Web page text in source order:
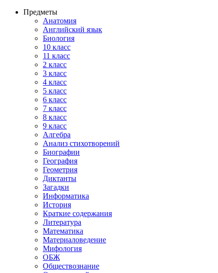
Предметы
Анатомия
Английский язык
Биология
10 класс
11 класс
2 класс
3 класс
4 класс
5 класс
6 класс
7 класс
8 класс
9 класс
Алгебра
Анализ стихотворений
Биографии
География
Геометрия
Диктанты
Загадки
Информатика
История
Краткие содержания
Литература
Математика
Материаловедение
Мифология
ОБЖ
Обществознание